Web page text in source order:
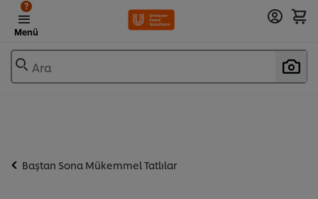
Menü
?
Ara
Baştan Sona Mükemmel Tatlılar